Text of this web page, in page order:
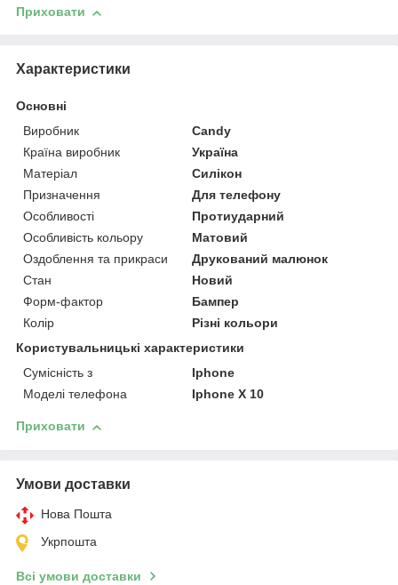
Приховати
Характеристики
Основні
Виробник
Candy
Країна виробник
Україна
Матеріал
Силікон
Призначення
Для телефону
Особливості
Протиударний
Особливість кольору
Матовий
Оздоблення та прикраси
Друкований малюнок
Стан
Новий
Форм-фактор
Бампер
Колір
Різні кольори
Користувальницькі характеристики
Сумісність з
Iphone
Моделі телефона
Iphone X 10
Приховати
Умови доставки
Нова Пошта
Укрпошта
Всі умови доставки